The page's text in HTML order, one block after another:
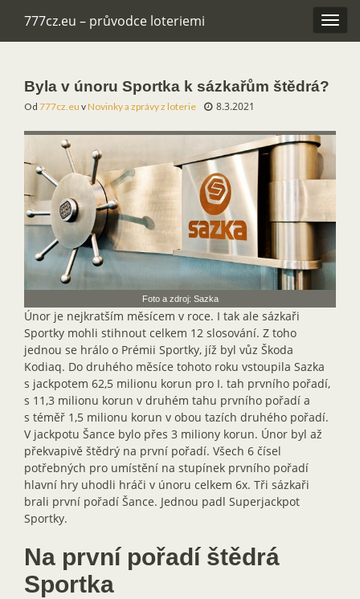
777cz.eu – průvodce loteriemi
Byla v únoru Sportka k sázkařům štědrá?
Od 777cz.eu vNovinky a zprávy z loterie 8.3.2021
Foto a zdroj: Sazka
Únor je nejkratším měsícem v roce. I tak ale sázkaři
Sportky mohli stihnout celkem 12 slosování. Z toho
jednou se hrálo o Prémii Sportky, jíž byl vůz Škoda
Kodiaq. Do druhého měsíce tohoto roku vstoupila Sazka
s jackpotem 62,5 milionu korun pro I. tah prvního pořadí,
s 11,3 milionu korun v druhém tahu prvního pořadí a
s téměř 1,5 milionu korun v obou tazích druhého pořadí.
V jackpotu Šance bylo přes 3 miliony korun. Únor byl až
překvapivě štědrý na první pořadí. Všech 6 čísel
potřebných pro umístění na stupínek prvního pořadí
hlavní hry uhodli hráči v únoru celkem 6x. Tři sázkaři
brali první pořadí Šance. Jednou padl Superjackpot
Sportky.
Na první pořadí štědrá
Sportka